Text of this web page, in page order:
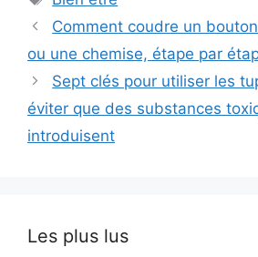
Comment coudre un
ou une chemise, étape par
Sept clés pour utiliser les
éviter que des substances
introduisent
Les plus lus